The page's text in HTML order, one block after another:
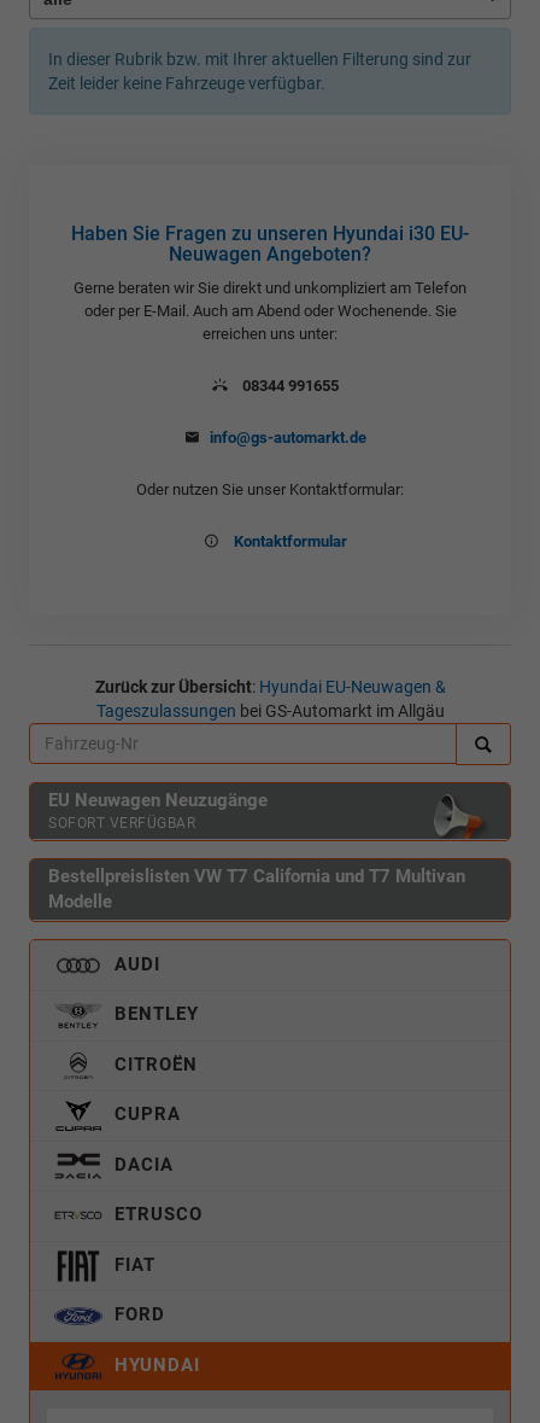
In dieser Rubrik bzw. mit Ihrer aktuellen Filterung sind zur
Zeit leider keine Fahrzeuge verfügbar.
Haben Sie Fragen zu unseren Hyundai i30 EU-
Neuwagen Angeboten?
Gerne beraten wir Sie direkt und unkompliziert am Telefon
oder per E-Mail. Auch am Abend oder Wochenende. Sie
erreichen uns unter:
08344 991655
info@gs-automarkt.de
Oder nutzen Sie unser Kontaktformular:
Kontaktformular
Zurück zur Übersicht: Hyundai EU-Neuwagen &
Tageszulassungen bei GS-Automarkt im Allgäu
EU Neuwagen Neuzugänge
SOFORT VERFÜGBAR
Bestellpreislisten VW T7 California und T7 Multivan
Modelle
AUDI
BENTLEY
CITROËN
CUPRA
DACIA
ETRUSCO
FIAT
FORD
HYUNDAI